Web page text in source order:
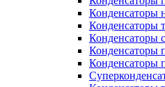
Конденсаторы
Конденсаторы
Конденсаторы
Конденсаторы
Конденсаторы